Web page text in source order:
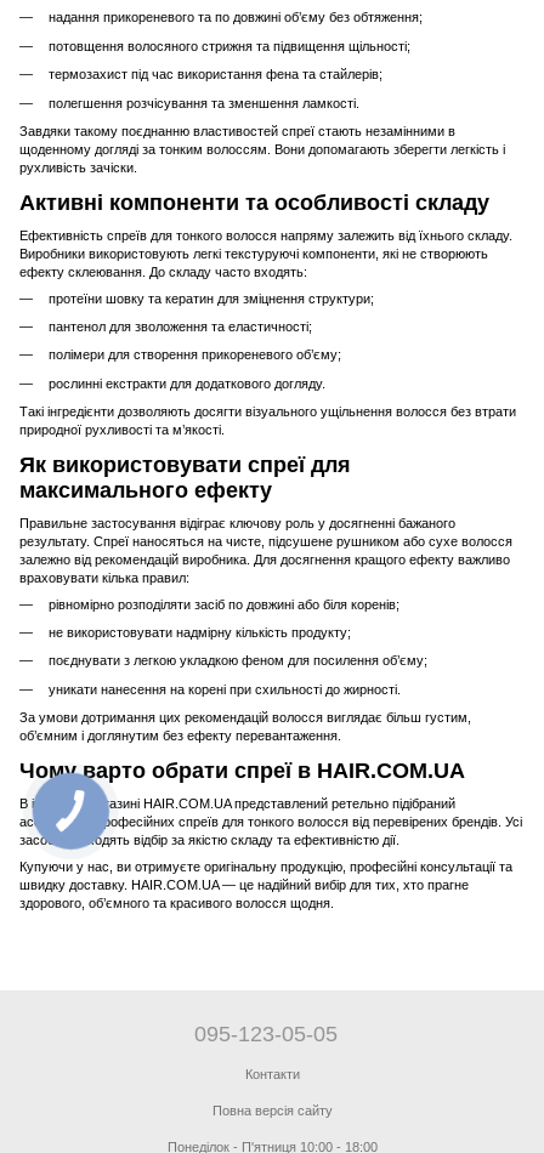
надання прикореневого та по довжині об’єму без обтяження;
потовщення волосяного стрижня та підвищення щільності;
термозахист під час використання фена та стайлерів;
полегшення розчісування та зменшення ламкості.
Завдяки такому поєднанню властивостей спреї стають незамінними в
щоденному догляді за тонким волоссям. Вони допомагають зберегти легкість і
рухливість зачіски.
Активні компоненти та особливості складу
Ефективність спреїв для тонкого волосся напряму залежить від їхнього складу.
Виробники використовують легкі текстуруючі компоненти, які не створюють
ефекту склеювання. До складу часто входять:
протеїни шовку та кератин для зміцнення структури;
пантенол для зволоження та еластичності;
полімери для створення прикореневого об’єму;
рослинні екстракти для додаткового догляду.
Такі інгредієнти дозволяють досягти візуального ущільнення волосся без втрати
природної рухливості та м’якості.
Як використовувати спреї для
максимального ефекту
Правильне застосування відіграє ключову роль у досягненні бажаного
результату. Спреї наносяться на чисте, підсушене рушником або сухе волосся
залежно від рекомендацій виробника. Для досягнення кращого ефекту важливо
враховувати кілька правил:
рівномірно розподіляти засіб по довжині або біля коренів;
не використовувати надмірну кількість продукту;
поєднувати з легкою укладкою феном для посилення об’єму;
уникати нанесення на корені при схильності до жирності.
За умови дотримання цих рекомендацій волосся виглядає більш густим,
об’ємним і доглянутим без ефекту перевантаження.
Чому варто обрати спреї в HAIR.COM.UA
В інтернет-магазині HAIR.COM.UA представлений ретельно підібраний
асортимент професійних спреїв для тонкого волосся від перевірених брендів. Усі
засоби проходять відбір за якістю складу та ефективністю дії.
Купуючи у нас, ви отримуєте оригінальну продукцію, професійні консультації та
швидку доставку. HAIR.COM.UA — це надійний вибір для тих, хто прагне
здорового, об’ємного та красивого волосся щодня.
095-123-05-05
Контакти
Повна версія сайту
Понеділок - П'ятниця 10:00 - 18:00